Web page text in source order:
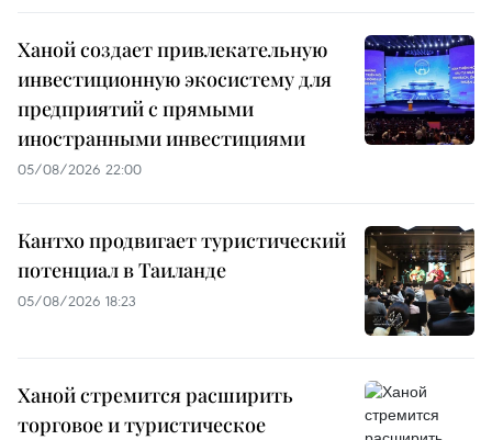
Ханой создает привлекательную
инвестиционную экосистему для
предприятий с прямыми
иностранными инвестициями
05/08/2026 22:00
Кантхо продвигает туристический
потенциал в Таиланде
05/08/2026 18:23
Ханой стремится расширить
торговое и туристическое